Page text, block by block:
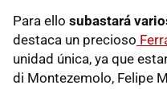
Para ello subastará
destaca un precioso
unidad única, ya que
di Montezemolo, Felipe